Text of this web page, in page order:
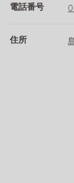
電話番号
住所